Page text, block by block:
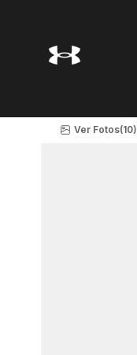
Ver Fotos(10)